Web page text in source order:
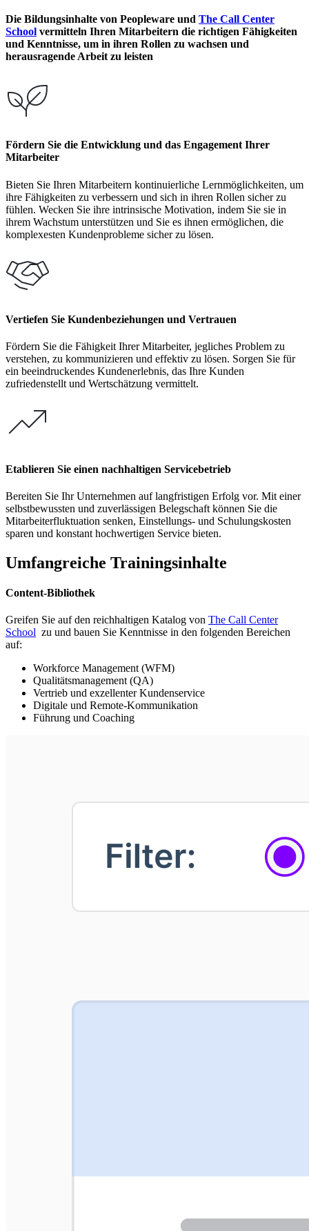
Die Bildungsinhalte von Peopleware und The Call Center
School vermitteln Ihren Mitarbeitern die richtigen Fähigkeiten
und Kenntnisse, um in ihren Rollen zu wachsen und
herausragende Arbeit zu leisten
Fördern Sie die Entwicklung und das Engagement Ihrer
Mitarbeiter
Bieten Sie Ihren Mitarbeitern kontinuierliche Lernmöglichkeiten, um
ihre Fähigkeiten zu verbessern und sich in ihren Rollen sicher zu
fühlen. Wecken Sie ihre intrinsische Motivation, indem Sie sie in
ihrem Wachstum unterstützen und Sie es ihnen ermöglichen, die
komplexesten Kundenprobleme sicher zu lösen.
Vertiefen Sie Kundenbeziehungen und Vertrauen
Fördern Sie die Fähigkeit Ihrer Mitarbeiter, jegliches Problem zu
verstehen, zu kommunizieren und effektiv zu lösen. Sorgen Sie für
ein beeindruckendes Kundenerlebnis, das Ihre Kunden
zufriedenstellt und Wertschätzung vermittelt.
Etablieren Sie einen nachhaltigen Servicebetrieb
Bereiten Sie Ihr Unternehmen auf langfristigen Erfolg vor. Mit einer
selbstbewussten und zuverlässigen Belegschaft können Sie die
Mitarbeiterfluktuation senken, Einstellungs- und Schulungskosten
sparen und konstant hochwertigen Service bieten.
Umfangreiche Trainingsinhalte
Content-Bibliothek
Greifen Sie auf den reichhaltigen Katalog von The Call Center
School zu und bauen Sie Kenntnisse in den folgenden Bereichen
auf:
Workforce Management (WFM)
Qualitätsmanagement (QA)
Vertrieb und exzellenter Kundenservice
Digitale und Remote-Kommunikation
Führung und Coaching